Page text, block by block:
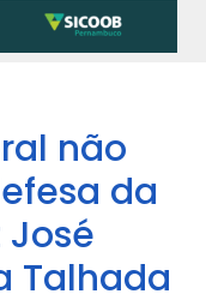
não
da
Talhada